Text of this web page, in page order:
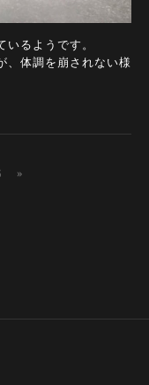
るようです。
、体調を崩されない様
»